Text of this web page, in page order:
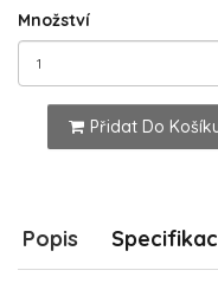
Množství
Přidat Do
Popis